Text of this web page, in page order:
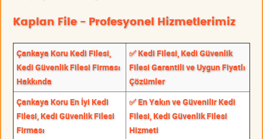
Kaplan File - Profesyonel Hizmetlerimiz
Çankaya Koru Kedi Filesi,
Kedi Güvenlik Filesi Firması
Hakkında
✅ Kedi Filesi, Kedi Güvenlik
Filesi Garantili ve Uygun Fiyatlı
Çözümler
Çankaya Koru En İyi Kedi
Filesi, Kedi Güvenlik Filesi
Firması
✅ En Yakın ve Güvenilir Kedi
Filesi, Kedi Güvenlik Filesi
Hizmeti